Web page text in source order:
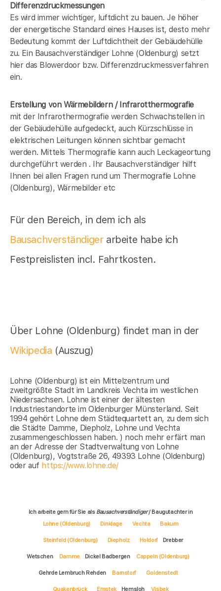
Differenzdruckmessungen
Es wird immer wichtiger, luftdicht zu bauen. Je höher
der energetische Standard eines Hauses ist, desto mehr
Bedeutung kommt der Luftdichtheit der Gebäudehülle
zu. Ein Bausachverständiger Lohne (Oldenburg) setzt
hier das Blowerdoor bzw. Differenzdruckmessverfahren
ein.
Erstellung von Wärmebildern / Infrarotthermografie
mit der Infrarothermografie werden Schwachstellen in
der Gebäudehülle aufgedeckt, auch Kürzschlüsse in
elektrischen Leitungen können sichtbar gemacht
werden. Mittels Thermografie kann auch Leckageortung
durchgeführt werden . Ihr Bausachverständiger hilft
Ihnen bei allen Fragen rund um Thermografie Lohne
(Oldenburg), Wärmebilder etc
Für den Bereich, in dem ich als
Bausachverständigerarbeite habe ich
Festpreislisten incl. Fahrtkosten.
Über Lohne (Oldenburg) findet man in der
Wikipedia (Auszug)
Lohne (Oldenburg) ist ein Mittelzentrum und
zweitgrößte Stadt im Landkreis Vechta im westlichen
Niedersachsen. Lohne ist einer der ältesten
Industriestandorte im Oldenburger Münsterland. Seit
1994 gehört Lohne dem Städtequartett an, zu dem sich
die Städte Damme, Diepholz, Lohne und Vechta
zusammengeschlossen haben. ) noch mehr erfärt man
an der Adresse der Stadtverwaltung von Lohne
(Oldenburg), Vogtstraße 26, 49393 Lohne (Oldenburg)
oder auf https://www.lohne.de/
Ich arbeite gern für Sie als Bausachverständiger/ Baugutachter in
Lohne (Oldenburg)
Dinklage Vechta Bakum
Steinfeld (Oldenburg) Diepholz Holdorf Drebber
Wetschen Damme Dickel Badbergen Cappeln (Oldenburg)
Gehrde Lembruch Rehden Barnstorf Goldenstedt
Quakenbrück Emstek Hemsloh Visbek